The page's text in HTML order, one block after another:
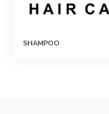
SHAMPOO